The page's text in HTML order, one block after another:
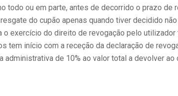
todo ou em parte, antes de decorrido o prazo
do cupão apenas quando tiver decidido
exercício do direito de revogação pelo
tem início com a receção da declaração de
de 10% ao valor total a devolver ao